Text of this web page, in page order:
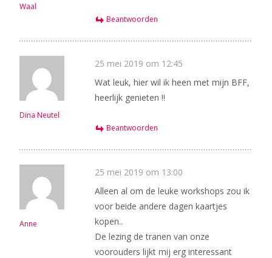
Waal
Beantwoorden
Dina Neutel
25 mei 2019 om 12:45
Wat leuk, hier wil ik heen met mijn BFF,
heerlijk genieten !!
Beantwoorden
Anne
25 mei 2019 om 13:00
Alleen al om de leuke workshops zou ik
voor beide andere dagen kaartjes
kopen..
De lezing de tranen van onze
voorouders lijkt mij erg interessant